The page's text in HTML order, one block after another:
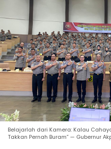
Belajarlah dari Kamera: Kalau
Takkan Pernah Buram” — Gubernur